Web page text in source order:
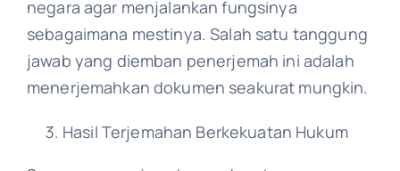
negara agar menjalankan fungsinya
sebagaimana mestinya. Salah satu tanggung
jawab yang diemban penerjemah ini adalah
menerjemahkan dokumen seakurat mungkin.
Hasil Terjemahan Berkekuatan Hukum